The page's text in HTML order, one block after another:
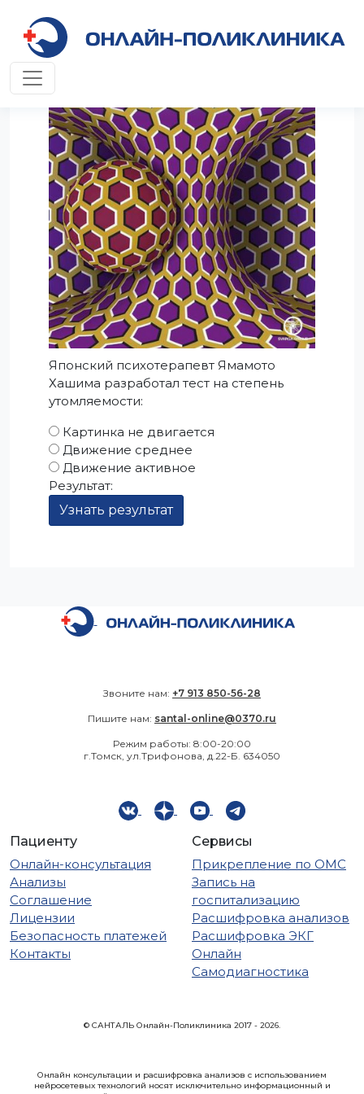
Японский психотерапевт Ямамото
Хашима разработал тест на степень
утомляемости:
Картинка не двигается
Движение среднее
Движение активное
Результат:
Узнать результат
Звоните нам: +7 913 850-56-28
Пишите нам: santal-online@0370.ru
Режим работы: 8:00-20:00
г.Томск, ул.Трифонова, д.22-Б. 634050
Пациенту
Онлайн-консультация
Анализы
Соглашение
Лицензии
Безопасность платежей
Контакты
Сервисы
Прикрепление по ОМС
Запись на
госпитализацию
Расшифровка анализов
Расшифровка ЭКГ
Онлайн
Самодиагностика
© САНТАЛЬ Онлайн-Поликлиника 2017 - 2026.
Онлайн консультации и расшифровка анализов с использованием
нейросетевых технологий носят исключительно информационный и